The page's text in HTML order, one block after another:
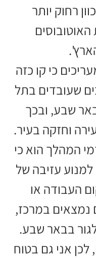
רחוק יותר
כי קו כזה
שעובדים בתל
שבע, ובכך
וחזקה בעיר.
המהלך הוא כי
עזיבה של
העבודה או
נמצאים במרכז,
בבאר שבע.
אני גם בטוח